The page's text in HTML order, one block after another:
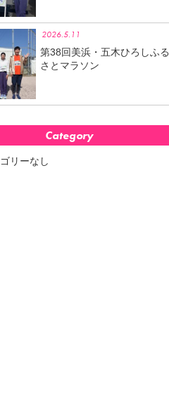
2026.5.11
第38回美浜・五木ひろしふる
さとマラソン
Category
リーなし